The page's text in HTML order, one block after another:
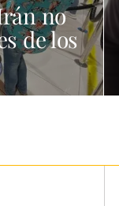
no
de los